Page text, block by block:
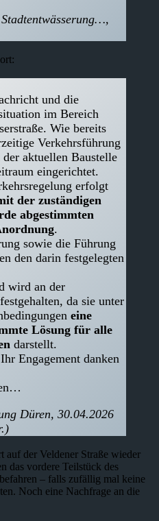
und die
im Bereich
Wie bereits
Verkehrsführung
aktuellen Baustelle
eingerichtet.
erfolgt
der zuständigen
abgestimmten
.
sowie die Führung
den darin festgelegten
wird an der
da sie unter
eine
Lösung für alle
darstellt.
Engagement danken
Düren, 30.04.2026
auf der Veldener Straße wieder
das vordere Teilstück des
– falls zufällig mal keine
Noch eine Nachfrage an die